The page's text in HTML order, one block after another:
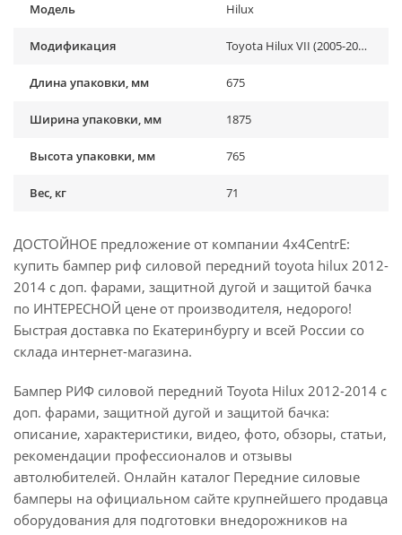
Модель Hilux
Модификация Toyota Hilux VII (2005-2014)
Длина упаковки, мм 675
Ширина упаковки, мм 1875
Высота упаковки, мм 765
Вес, кг 71
ДОСТОЙНОЕ предложение от компании 4x4CentrE:
купить бампер риф силовой передний toyota hilux 2012-
2014 с доп. фарами, защитной дугой и защитой бачка
по ИНТЕРЕСНОЙ цене от производителя, недорого!
Быстрая доставка по Екатеринбургу и всей России со
склада интернет-магазина.
Бампер РИФ силовой передний Toyota Hilux 2012-2014 с
доп. фарами, защитной дугой и защитой бачка:
описание, характеристики, видео, фото, обзоры, статьи,
рекомендации профессионалов и отзывы
автолюбителей. Онлайн каталог Передние силовые
бамперы на официальном сайте крупнейшего продавца
оборудования для подготовки внедорожников на